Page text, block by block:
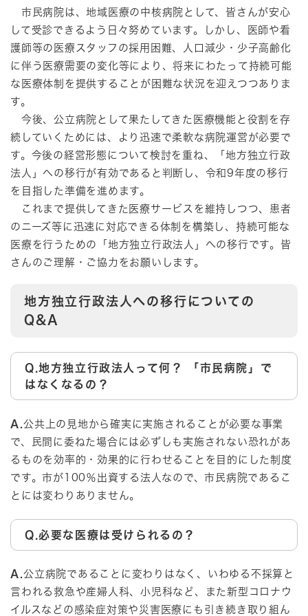
​​ 市民病院は、地域医療の中核病院として、皆さんが安心
して受診できるよう日々努めています。しかし、医師や看
護師等の医療スタッフの採用困難、人口減少・少子高齢化
に伴う医療需要の変化等により、将来にわたって持続可能
な医療体制を提供することが困難な状況を迎えつつありま
す。
今後、公立病院として果たしてきた医療機能と役割を存
続していくためには、より迅速で柔軟な病院運営が必要で
す。今後の経営形態について検討を重ね、「地方独立行政
法人」への移行が有効であると判断し、令和9年度の移行
を目指した準備を進めます。
これまで提供してきた医療サービスを維持しつつ、患者
のニーズ等に迅速に対応できる体制を構築し、持続可能な
医療を行うための「地方独立行政法人」への移行です。皆
さんのご理解・ご協力をお願いします。
地方独立行政法人への移行についての
Q&A
Q.地方独立行政法人って何？ 「市民病院」で
はなくなるの？
A. 公共上の見地から確実に実施されることが必要な事業
で、民間に委ねた場合には必ずしも実施されない恐れがあ
るものを効率的・効果的に行わせることを目的にした制度
です。市が100％出資する法人なので、市民病院であるこ
とには変わりありません。
Q.必要な医療は受けられるの？
A.公立病院であることに変わりはなく、いわゆる不採算と
言われる救急や産婦人科、小児科など、また新型コロナウ
イルスなどの感染症対策や災害医療にも引き続き取り組ん